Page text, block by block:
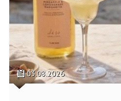
03.08.2026